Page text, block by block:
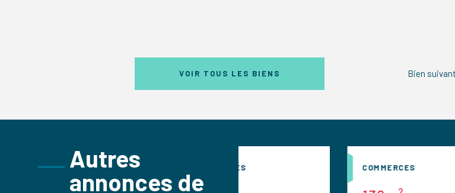
Bien suivant
VOIR TOUS LES BIENS
Autres
annonces de
COMMERCES